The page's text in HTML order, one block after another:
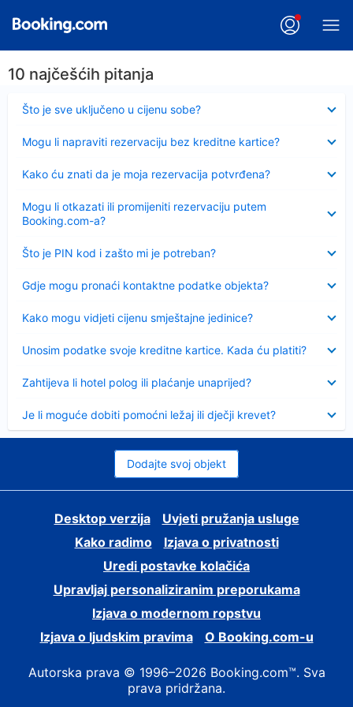
10 najčešćih pitanja
Što je sve uključeno u cijenu sobe?
Sažeto
Mogu li napraviti rezervaciju bez kreditne kartice?
Kako ću znati da je moja rezervacija potvrđena?
Mogu li otkazati ili promijeniti rezervaciju putem
Booking.com-a?
Što je PIN kod i zašto mi je potreban?
Sažeto
Gdje mogu pronaći kontaktne podatke objekta?
Kako mogu vidjeti cijenu smještajne jedinice?
Unosim podatke svoje kreditne kartice. Kada ću platiti?
Zahtijeva li hotel polog ili plaćanje unaprijed?
Je li moguće dobiti pomoćni ležaj ili dječji krevet?
Dodajte svoj objekt
Desktop verzija
Uvjeti pružanja usluge
Kako radimo
Izjava o privatnosti
Uredi postavke kolačića
Upravljaj personaliziranim preporukama
Izjava o modernom ropstvu
Izjava o ljudskim pravima
O Booking.com-u
Autorska prava © 1996–2026 Booking.com™. Sva
prava pridržana.